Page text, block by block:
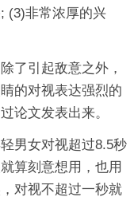
(3)非常浓厚的兴
了引起敌意之外，
的对视表达强烈的
论文发表出来。
男女对视超过8.5秒
算刻意想用，也用
对视不超过一秒就